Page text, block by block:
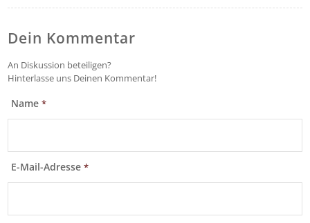
Dein Kommentar
An Diskussion beteiligen?
Hinterlasse uns Deinen Kommentar!
Name*
E-Mail-Adresse*